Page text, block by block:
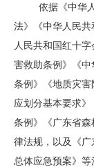
依据《中华人
法》《中华人民
人民共和国红十
害救助条例》《
条例》《地质灾
应划分基本要求
条例》《广东省
律法规，以及《
总体应急预案》